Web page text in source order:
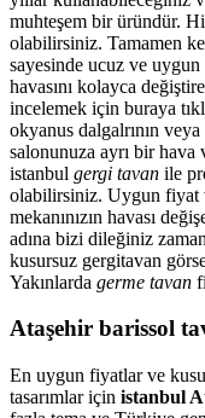
muhteşem bir üründür.
olabilirsiniz. Tamamen
sayesinde ucuz ve uygun
havasını kolayca
incelemek için buraya
okyanus dalgalrının
salonunuza ayrı bir
istanbul gergi tavan ile
olabilirsiniz. Uygun fiyat
mekanınızın havası
adına bizi dileğiniz
kusursuz gergitavan
Yakınlarda germe tavan
Ataşehir barissol
En uygun fiyatlar ve
tasarımlar için istanbul